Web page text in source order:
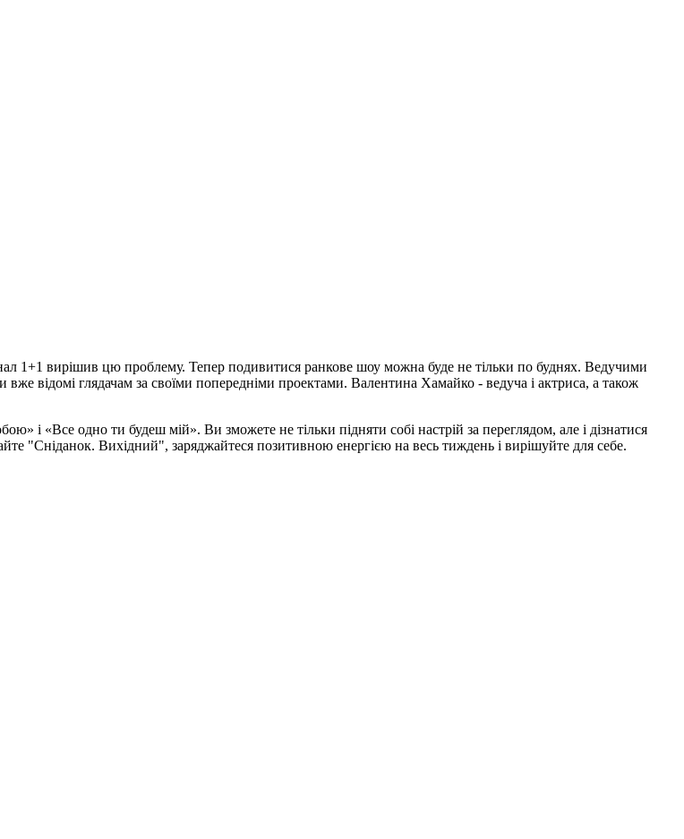
1+1 вирішив цю проблему. Тепер подивитися ранкове шоу можна буде не тільки по буднях. Ведучими
відомі глядачам за своїми попередніми проектами. Валентина Хамайко - ведуча і актриса, а також
і «Все одно ти будеш мій». Ви зможете не тільки підняти собі настрій за переглядом, але і дізнатися
"Сніданок. Вихідний", заряджайтеся позитивною енергією на весь тиждень і вирішуйте для себе.